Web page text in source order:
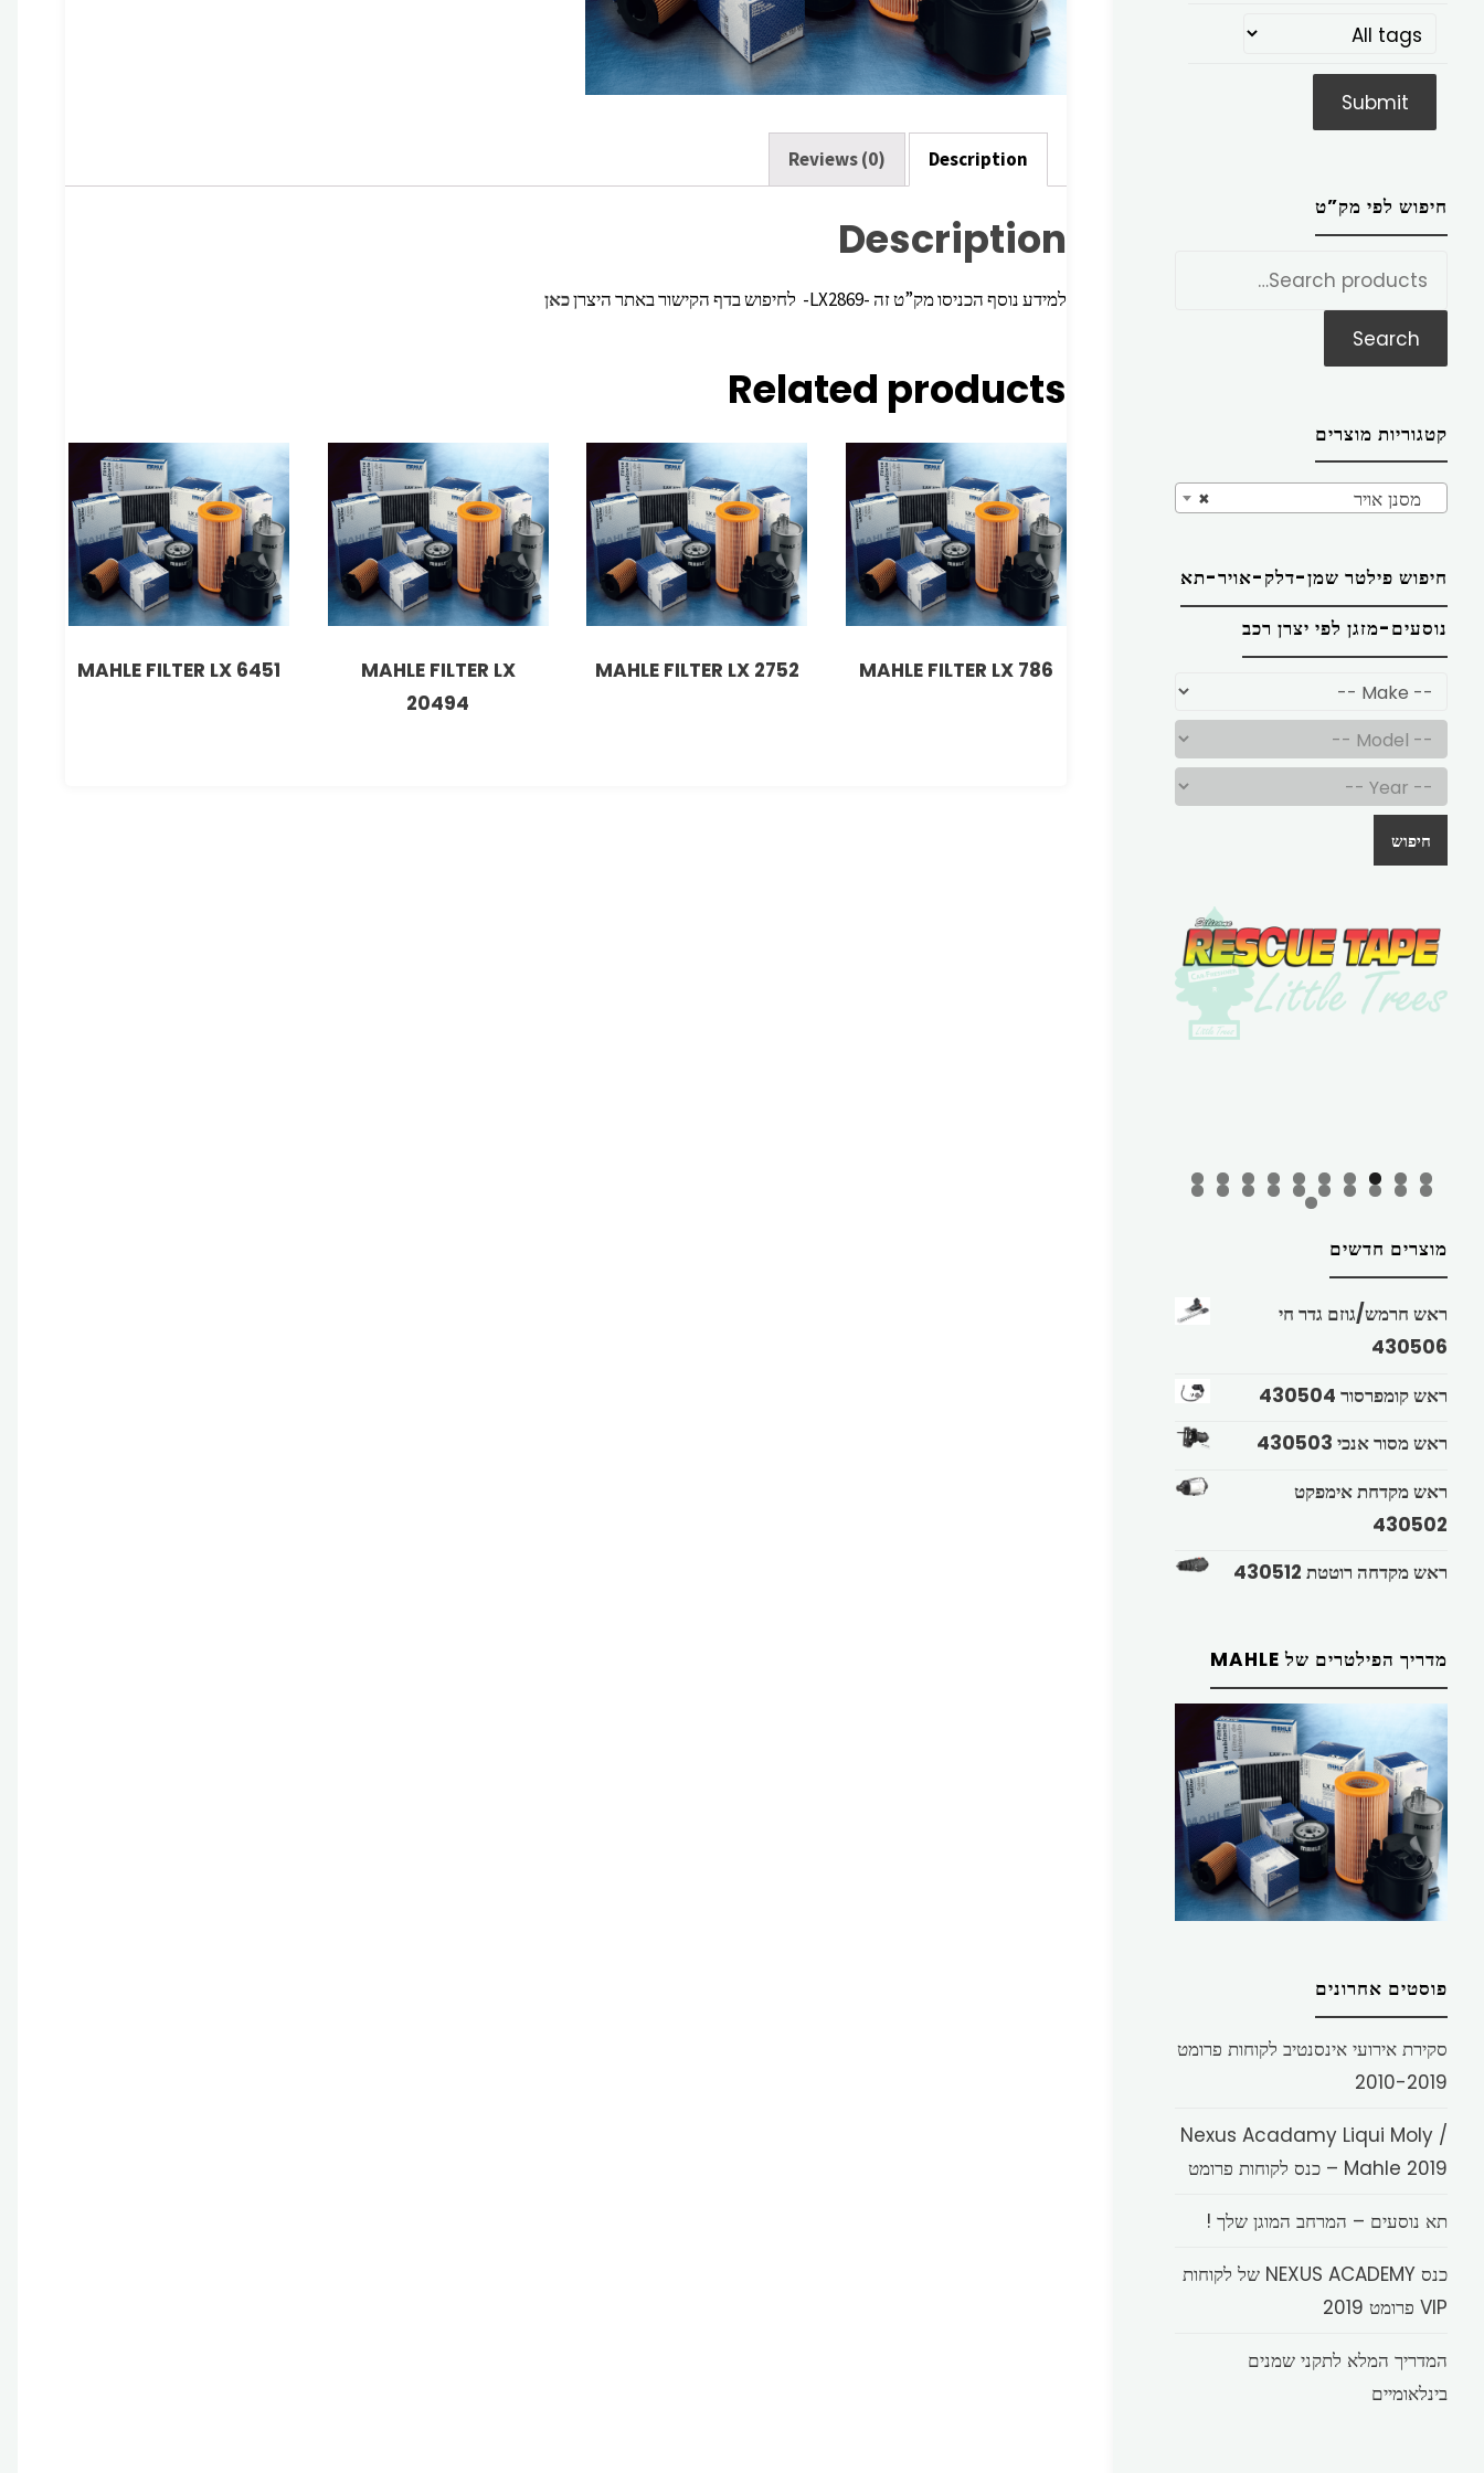
Description
Reviews (0)
Description
למידע נוסף הכניסו מק”ט זה -LX2869- לחיפוש בדף הקישור באתר היצרן כאן
Related products
MAHLE FILTER LX 786
MAHLE FILTER LX 2752
MAHLE FILTER LX
20494
MAHLE FILTER LX 6451
חיפוש לפי מק”ט
Search
קטגוריות מוצרים
× מסנן אויר
חיפוש פילטר שמן-דלק-אויר-תא
נוסעים-מזגן לפי יצרן רכב
חיפוש
מוצרים חדשים
ראש חרמש/גוזם גדר חי
430506
ראש קומפרסור 430504
ראש מסור אנכי 430503
ראש מקדחת אימפקט
430502
ראש מקדחה רוטטת 430512
מדריך הפילטרים של MAHLE
פוסטים אחרונים
סקירת אירועי אינסנטיב לקוחות פרומט
2010-2019
Nexus Acadamy Liqui Moly /
Mahle 2019 – כנס לקוחות פרומט
תא נוסעים – המרחב המוגן שלך !
כנס NEXUS ACADEMY של לקוחות
VIP פרומט 2019
המדריך המלא לתקני שמנים
בינלאומיים